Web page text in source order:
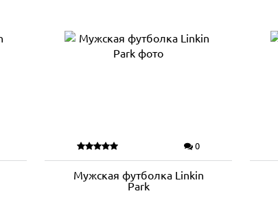
0
Мужская футболка Linkin
Park